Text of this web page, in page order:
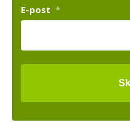
E-post *